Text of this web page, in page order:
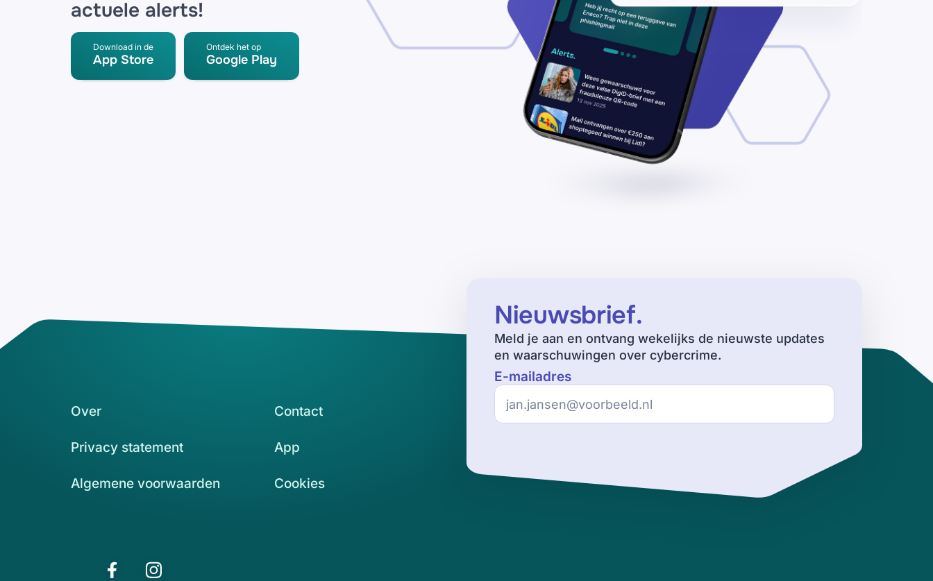
actuele alerts!
Download in de
App Store
Ontdek het op
Google Play
Nieuwsbrief.
Meld je aan en ontvang wekelijks de nieuwste updates
en waarschuwingen over cybercrime.
E-mailadres
Over Contact
Privacy statement App
Algemene voorwaarden Cookies